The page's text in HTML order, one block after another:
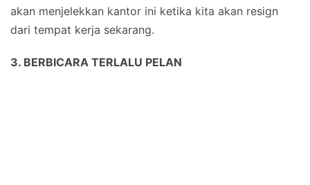
akan menjelekkan kantor ini ketika kita akan resign
dari tempat kerja sekarang.
3. BERBICARA TERLALU PELAN